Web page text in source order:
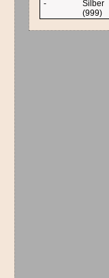
-
Silber
(999)